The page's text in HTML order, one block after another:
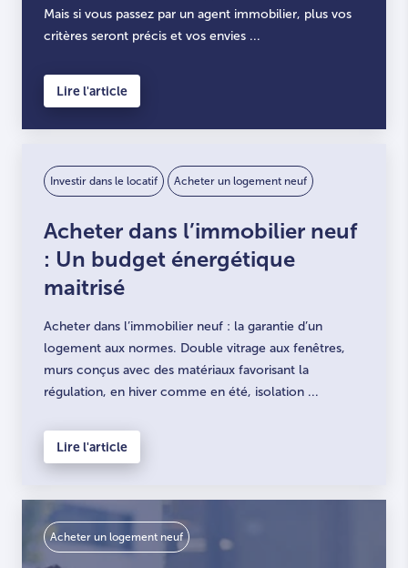
Mais si vous passez par un agent immobilier, plus vos
critères seront précis et vos envies ...
Lire l'article
Investir dans le locatif Acheter un logement neuf
Acheter dans l’immobilier neuf
: Un budget énergétique
maitrisé
Acheter dans l’immobilier neuf : la garantie d’un
logement aux normes. Double vitrage aux fenêtres,
murs conçus avec des matériaux favorisant la
régulation, en hiver comme en été, isolation ...
Lire l'article
Acheter un logement neuf